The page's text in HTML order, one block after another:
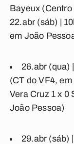
Bayeux (Centro
22.abr (sáb) |
em João
26.abr (qua)
(CT do VF4, em
Vera Cruz 1 x 0
João Pessoa)
29.abr (sáb) |